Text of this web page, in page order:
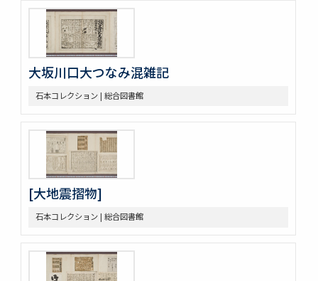
大坂川口大つなみ混雑記
石本コレクション | 総合図書館
[大地震摺物]
石本コレクション | 総合図書館